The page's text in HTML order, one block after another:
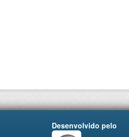
Desenvolvido pelo